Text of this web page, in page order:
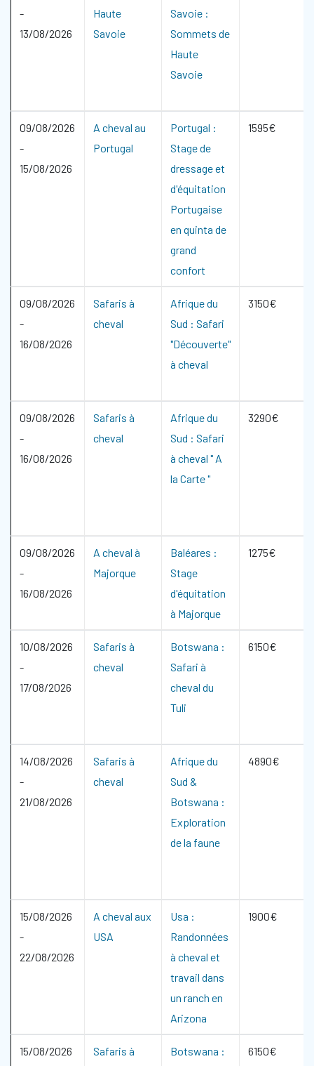
-
13/08/2026
Haute
Savoie
Savoie :
Sommets de
Haute
Savoie
09/08/2026
-
15/08/2026
A cheval au
Portugal
Portugal :
Stage de
dressage et
d'équitation
Portugaise
en quinta de
grand
confort
1595€
09/08/2026
-
16/08/2026
Safaris à
cheval
Afrique du
Sud : Safari
"Découverte"
à cheval
3150€
09/08/2026
-
16/08/2026
Safaris à
cheval
Afrique du
Sud : Safari
à cheval " A
la Carte "
3290€
09/08/2026
-
16/08/2026
A cheval à
Majorque
Baléares :
Stage
d'équitation
à Majorque
1275€
10/08/2026
-
17/08/2026
Safaris à
cheval
Botswana :
Safari à
cheval du
Tuli
6150€
14/08/2026
-
21/08/2026
Safaris à
cheval
Afrique du
Sud &
Botswana :
Exploration
de la faune
4890€
15/08/2026
-
22/08/2026
A cheval aux
USA
Usa :
Randonnées
à cheval et
travail dans
un ranch en
Arizona
1900€
15/08/2026
Safaris à
Botswana :
6150€